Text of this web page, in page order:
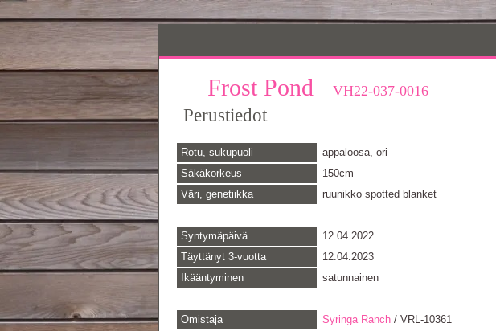
Frost Pond VH22-037-0016
Perustiedot
Rotu, sukupuoli
appaloosa, ori
Säkäkorkeus
150cm
Väri, genetiikka
ruunikko spotted blanket
Syntymäpäivä
12.04.2022
Täyttänyt 3-vuotta
12.04.2023
Ikääntyminen
satunnainen
Omistaja Syringa Ranch/ VRL-10361